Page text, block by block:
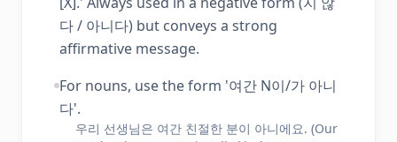
다 / 아니다) but conveys a strong
affirmative message.
For nouns, use the form '여간 N이/가 아니
다'.
우리 선생님은 여간 친절한 분이 아니에요. (Our